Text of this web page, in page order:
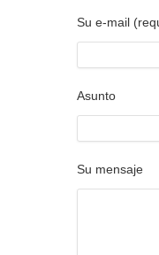
Su e-mail
Asunto
Su mensaje